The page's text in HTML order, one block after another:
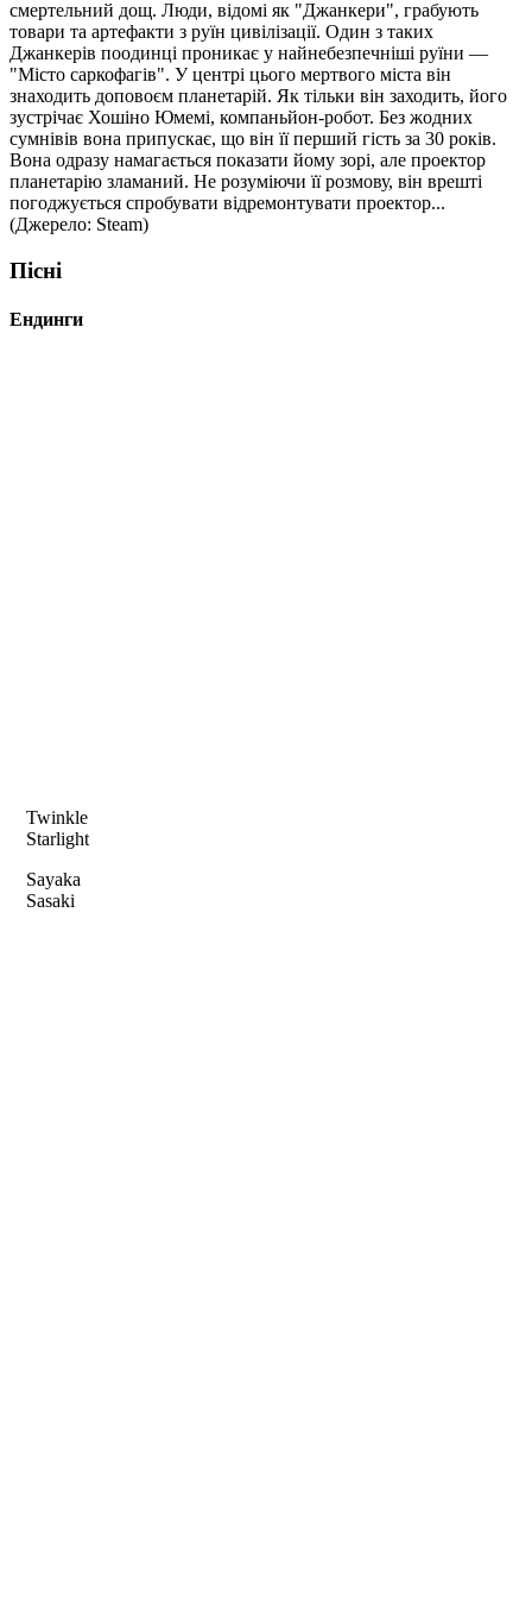
смертельний дощ. Люди, відомі як "Джанкери", грабують
товари та артефакти з руїн цивілізації. Один з таких
Джанкерів поодинці проникає у найнебезпечніші руїни —
"Місто саркофагів". У центрі цього мертвого міста він
знаходить доповоєм планетарій. Як тільки він заходить, його
зустрічає Хошіно Юмемі, компаньйон-робот. Без жодних
сумнівів вона припускає, що він її перший гість за 30 років.
Вона одразу намагається показати йому зорі, але проектор
планетарію зламаний. Не розуміючи її розмову, він врешті
погоджується спробувати відремонтувати проектор...
(Джерело: Steam)
Пісні
Ендинги
Twinkle
Starlight
Sayaka
Sasaki